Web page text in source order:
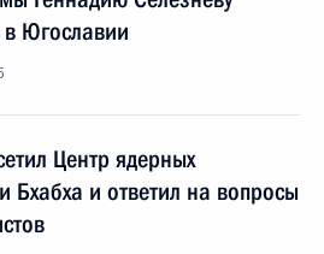
в Югославии
Центр ядерных
Бхабха и ответил на вопросы